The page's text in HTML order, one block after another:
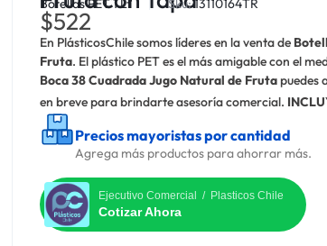
Botellas PET 1 Lt Sku: 13110164TR
$522
En PlásticosChile somos líderes en la venta de
Fruta. El plástico PET es el más amigable con el
Boca 38 Cuadrada Jugo Natural de Frutapuedes
en breve para brindarte asesoría comercial.
Precios mayoristas por cantidad
Agrega más productos para ahorrar más.
Ejecutivo Comercial / Plasticos Chile
Cotizar Ahora